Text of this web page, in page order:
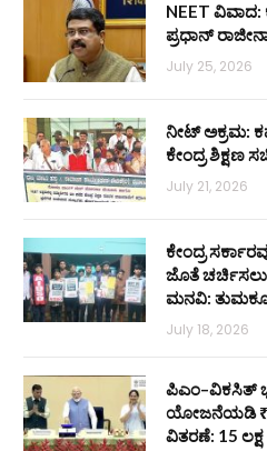
NEET ವಿವಾದ:
ಪ್ರಧಾನ್
July 25, 2026
ನೀಟ್ ಅಕ್ರಮ:
ಕೇಂದ್ರ ಶಿಕ್ಷಣ
July 21, 2026
ಕೇಂದ್ರ
ಜೊತೆ
ಮನವಿ:
July 18, 2026
ಪಿಎಂ–ವಿಕಸಿತ್
ಯೋಜನೆಯಡಿ
ವಿತರಣೆ: 15